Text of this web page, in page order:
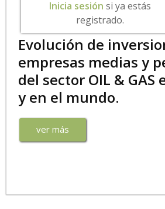
Inicia sesión si ya estás
registrado.
Evolución de
empresas medias y
del sector OIL & GAS
y en el mundo.
ver más